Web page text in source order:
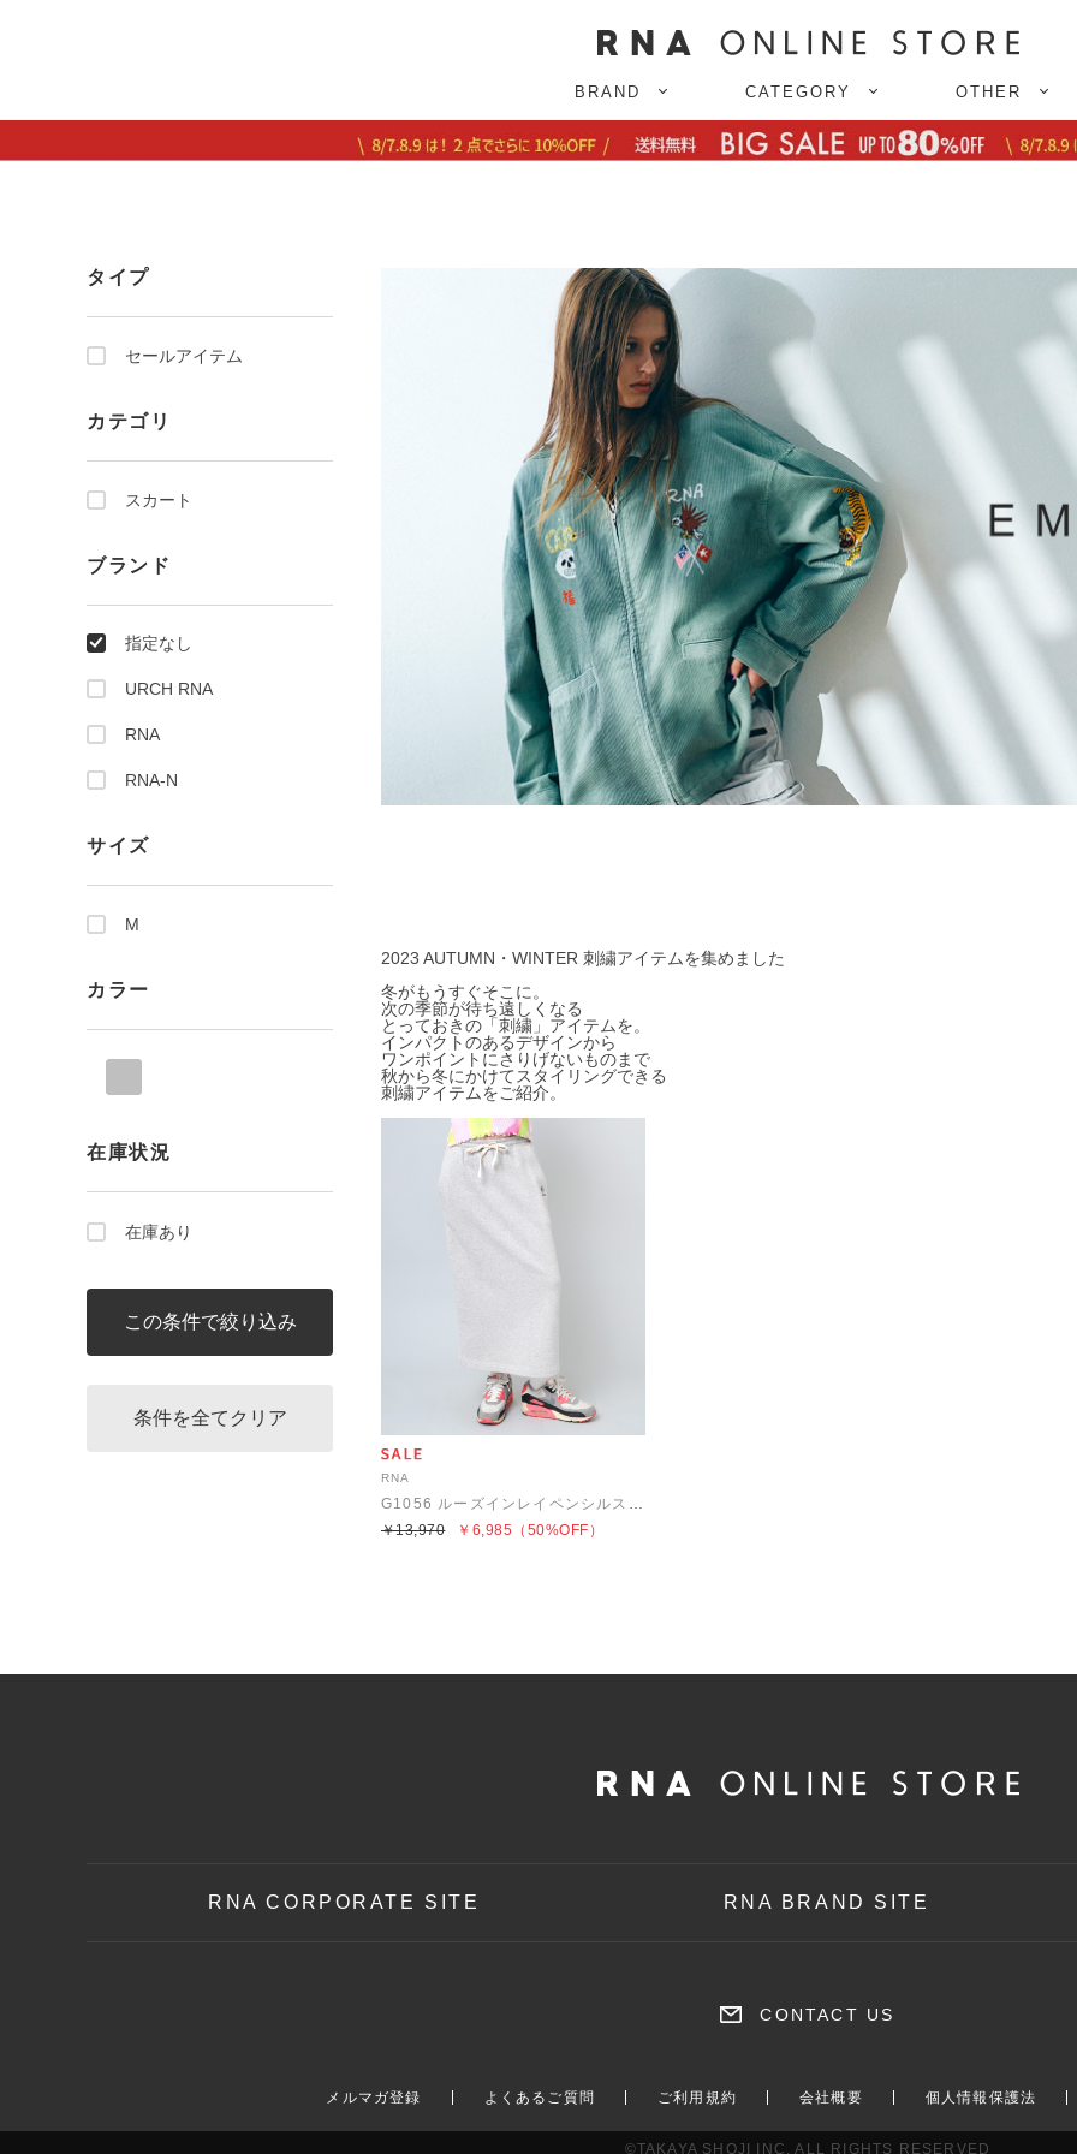
BRAND CATEGORY OTHER
タイプ
セールアイテム
カテゴリ
スカート
ブランド
指定なし
URCH RNA
RNA
RNA-N
サイズ
M
カラー
在庫状況
在庫あり
2023 AUTUMN・WINTER 刺繍アイテムを集めました
冬がもうすぐそこに。
次の季節が待ち遠しくなる
とっておきの「刺繍」アイテムを。
インパクトのあるデザインから
ワンポイントにさりげないものまで
秋から冬にかけてスタイリングできる
刺繍アイテムをご紹介。
RNA
G1056 ルーズインレイペンシルスカート
￥6,985
￥13,970 （50%OFF）
RNA CORPORATE SITE RNA BRAND SITE
CONTACT US
メルマガ登録 よくあるご質問 ご利用規約 会社概要 個人情報保護法
©TAKAYA SHOJI INC. ALL RIGHTS RESERVED